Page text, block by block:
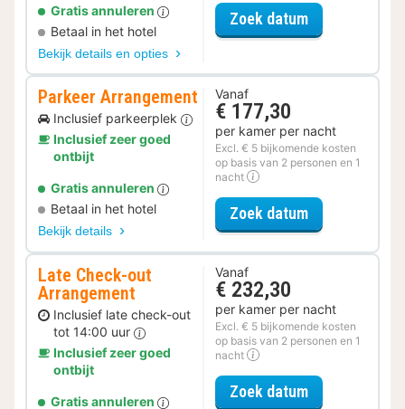
Gratis annuleren
Betaal in het hotel
Bekijk details en opties
Zoek datumvoor Diner
Parkeer Arrangement
Inclusief parkeerplek
Inclusief zeer goed
ontbijt
Gratis annuleren
Betaal in het hotel
Bekijk details
Vanaf
€ 177,30
per kamer per nacht
Excl. € 5 bijkomende kosten
op basis van 2 personen en 1
nacht
Zoek datumvoor Parkeer
Late Check-out
Arrangement
Inclusief late check-out
tot 14:00 uur
Inclusief zeer goed
ontbijt
Gratis annuleren
Vanaf
€ 232,30
per kamer per nacht
Excl. € 5 bijkomende kosten
op basis van 2 personen en 1
nacht
Zoek datumvoor Late